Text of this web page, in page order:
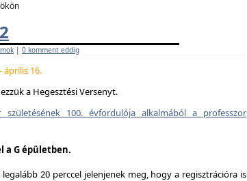
| 0 komment eddig
április 16.
a Hegesztési Versenyt.
100. évfordulója alkalmából a professzor
a G épületben.
20 perccel jelenjenek meg, hogy a regisztrációra is